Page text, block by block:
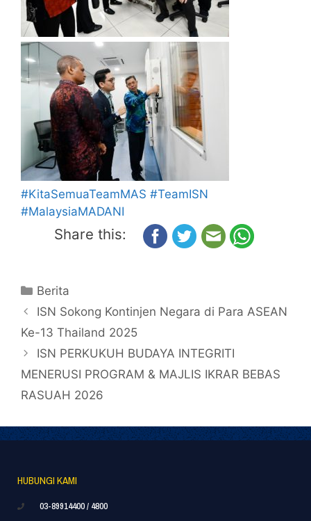
#KitaSemuaTeamMAS #TeamISN
#MalaysiaMADANI
Share this:
Berita
ISN Sokong Kontinjen Negara di Para ASEAN
Ke-13 Thailand 2025
ISN PERKUKUH BUDAYA INTEGRITI
MENERUSI PROGRAM & MAJLIS IKRAR BEBAS
RASUAH 2026
HUBUNGI KAMI
03-89914400 / 4800